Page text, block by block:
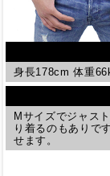
身長178cm 体重
Mサイズでジャス
り着るのもありで
せます。